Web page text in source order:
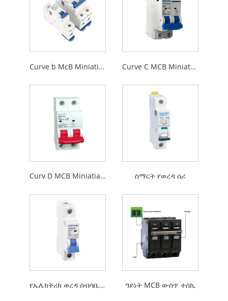
Curve b McB Miniatiation የወረዳ መሰባበር Curve C MCB Miniator የወረዳ ማቋረጫ
Curv D MCB Miniatiation የወረዳ ማቋረጫ ስማርት የወረዳ ሰሪ
የኤሌክትሪክ ወረዳ ሰብሳቢው ዓይነት MCB ውስጥ ተሰኪ